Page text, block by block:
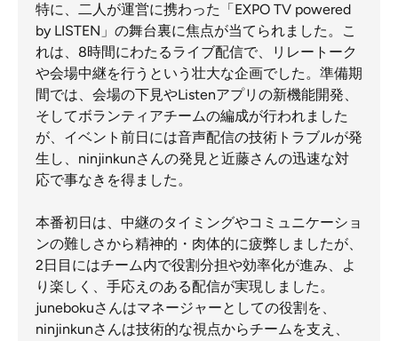
特に、二人が運営に携わった「EXPO TV powered
by LISTEN」の舞台裏に焦点が当てられました。こ
れは、8時間にわたるライブ配信で、リレートーク
や会場中継を行うという壮大な企画でした。準備期
間では、会場の下見やListenアプリの新機能開発、
そしてボランティアチームの編成が行われました
が、イベント前日には音声配信の技術トラブルが発
生し、ninjinkunさんの発見と近藤さんの迅速な対
応で事なきを得ました。
本番初日は、中継のタイミングやコミュニケーショ
ンの難しさから精神的・肉体的に疲弊しましたが、
2日目にはチーム内で役割分担や効率化が進み、よ
り楽しく、手応えのある配信が実現しました。
junebokuさんはマネージャーとしての役割を、
ninjinkunさんは技術的な視点からチームを支え、